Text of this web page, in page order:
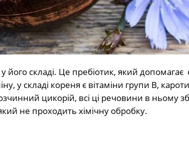
у його складі. Це пребіотик, який
у складі кореня є вітаміни групи В,
цикорій, всі ці речовини в ньому
не проходить хімічну обробку.